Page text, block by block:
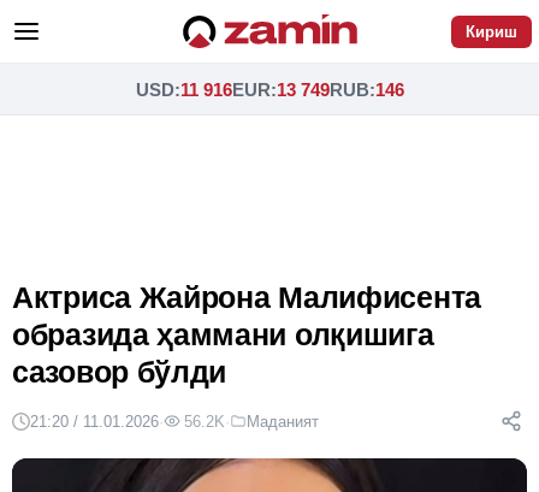
Кириш
USD:11 916EUR:13 749RUB:146
Актриса Жайрона Малифисента
образида ҳаммани олқишига
сазовор бўлди
21:20 / 11.01.2026· 56.2K· Маданият